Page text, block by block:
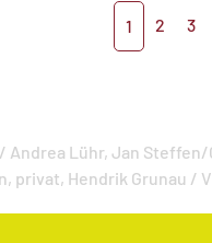
1 2 3
Andrea Lühr, Jan Steffen/
privat, Hendrik Grunau /